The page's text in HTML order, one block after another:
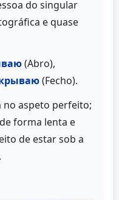
do singular
e quase
(Abro),
(Fecho).
no aspeto perfeito;
forma lenta e
de estar sob a